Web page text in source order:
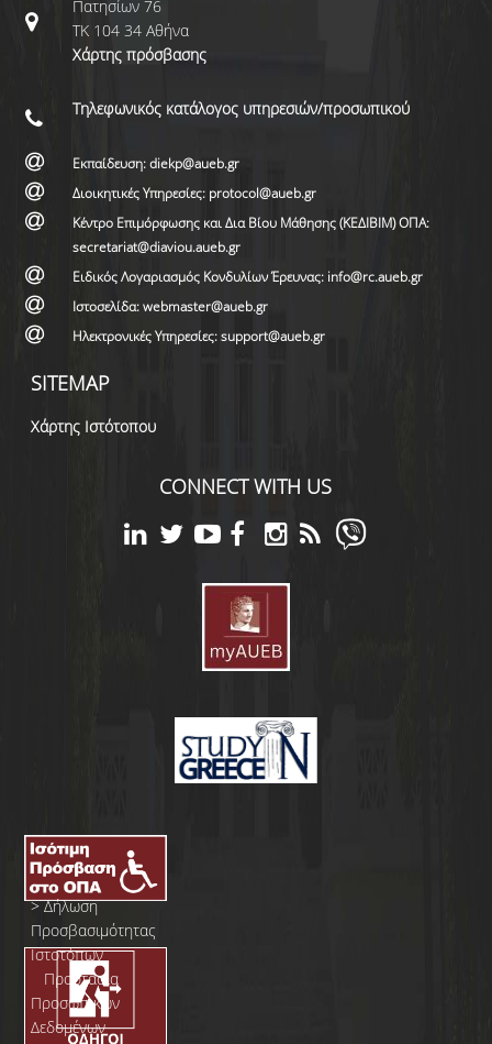
Πατησίων 76
ΤΚ 104 34 Αθήνα
Χάρτης πρόσβασης
Τηλεφωνικός κατάλογος υπηρεσιών/προσωπικού
Εκπαίδευση: diekp@aueb.gr
Διοικητικές Υπηρεσίες: protocol@aueb.gr
Κέντρο Επιμόρφωσης και Δια Βίου Μάθησης (ΚΕΔΙΒΙΜ) ΟΠΑ:
secretariat@diaviou.aueb.gr
Ειδικός Λογαριασμός Κονδυλίων Έρευνας: info@rc.aueb.gr
Ιστοσελίδα: webmaster@aueb.gr
Ηλεκτρονικές Υπηρεσίες: support@aueb.gr
SITEMAP
Χάρτης Ιστότοπου
CONNECT WITH US
>Δήλωση
Προσβασιμότητας
Ιστοτόπων
Προστασία
Προσωπικών
Δεδομένων